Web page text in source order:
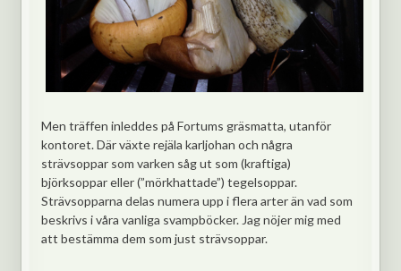
Men träffen inleddes på Fortums gräsmatta, utanför
kontoret. Där växte rejäla karljohan och några
strävsoppar som varken såg ut som (kraftiga)
björksoppar eller (”mörkhattade”) tegelsoppar.
Strävsopparna delas numera upp i flera arter än vad som
beskrivs i våra vanliga svampböcker. Jag nöjer mig med
att bestämma dem som just strävsoppar.